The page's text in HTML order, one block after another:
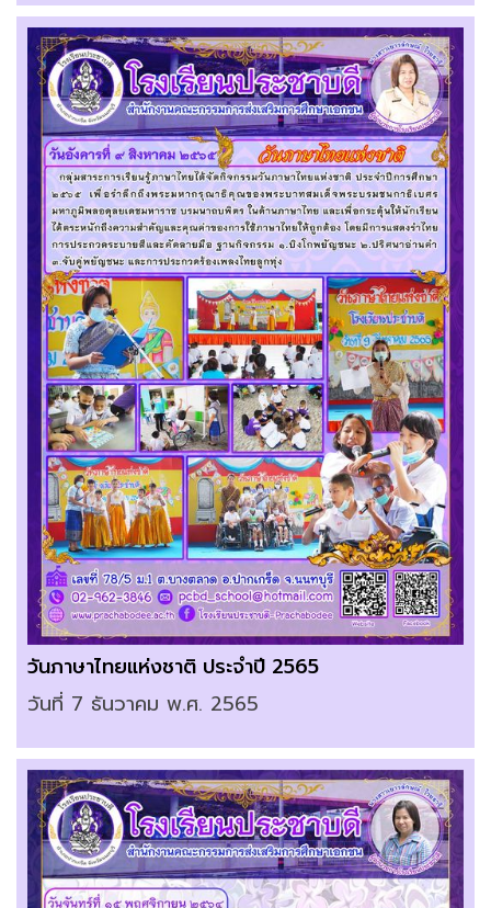
วันภาษาไทยแห่งชาติ ประจำปี 2565
วันที่ 7 ธันวาคม พ.ศ. 2565